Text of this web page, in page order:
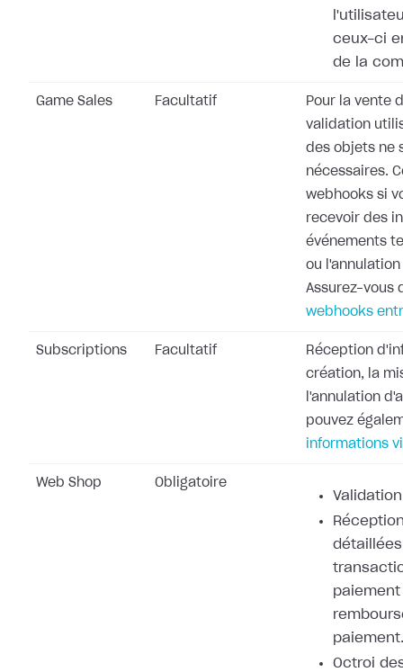
ceux-ci
de la
Game Sales Facultatif
Pour la vente
validation
des objets ne
nécessaires.
webhooks si
recevoir des
événements
ou
Assurez-vous
webhooks
Subscriptions Facultatif
Réception
création, la
l'annulation
pouvez
informations
Web Shop Obligatoire
paiement.
Octroi